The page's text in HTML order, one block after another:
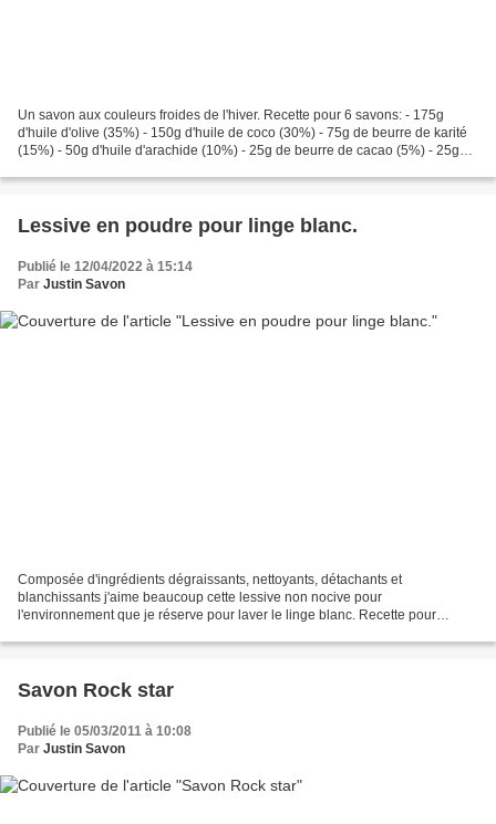
Un savon aux couleurs froides de l'hiver. Recette pour 6 savons: - 175g
d'huile d'olive (35%) - 150g d'huile de coco (30%) - 75g de beurre de karité
(15%) - 50g d'huile d'arachide (10%) - 25g de beurre de cacao (5%) - 25g
Lessive en poudre pour linge blanc.
Publié le 12/04/2022 à 15:14
Par Justin Savon
Composée d'ingrédients dégraissants, nettoyants, détachants et
blanchissants j'aime beaucoup cette lessive non nocive pour
l'environnement que je réserve pour laver le linge blanc. Recette pour
Savon Rock star
Publié le 05/03/2011 à 10:08
Par Justin Savon